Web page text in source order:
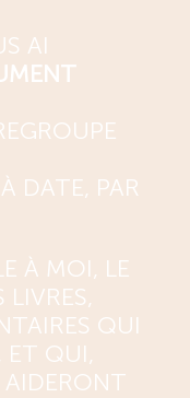
AI
DATE, PAR
À MOI, LE
LIVRES,
QUI
ET QUI,
AIDERONT